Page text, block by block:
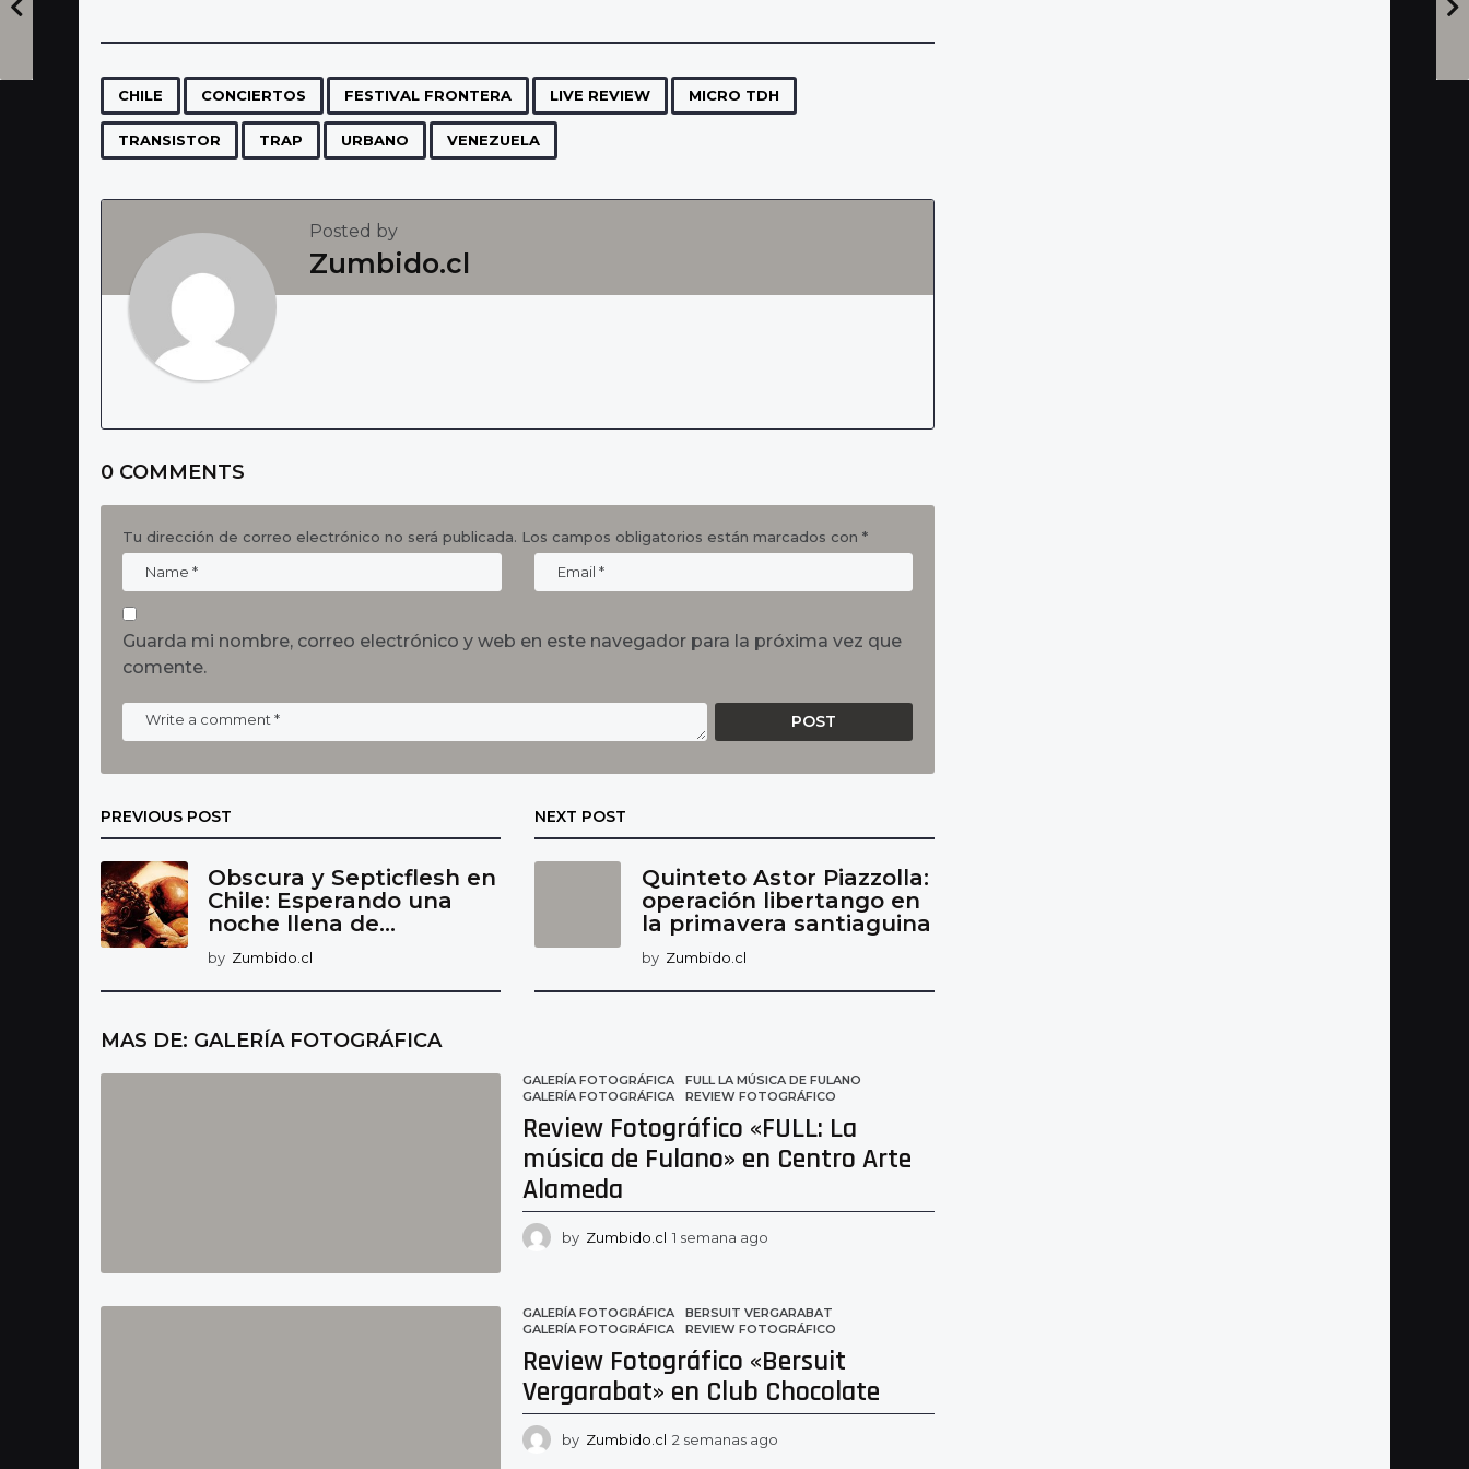
P
a
g
i
t
CHILE CONCIERTOS FESTIVAL FRONTERA LIVE REVIEW MICRO TDH
TRANSISTOR TRAP URBANO VENEZUELA
Posted by
Zumbido.cl
0 COMMENTS
Tu dirección de correo electrónico no será publicada. Los campos obligatorios están marcados con *
Guarda mi nombre, correo electrónico y web en este navegador para la próxima vez que
comente.
PREVIOUS POST
Obscura y Septicflesh en
Chile: Esperando una
noche llena de...
by Zumbido.cl
NEXT POST
Quinteto Astor Piazzolla:
operación libertango en
la primavera santiaguina
by Zumbido.cl
MAS DE: GALERÍA FOTOGRÁFICA
GALERÍA FOTOGRÁFICA FULL LA MÚSICA DE FULANO
GALERÍA FOTOGRÁFICA
,REVIEW FOTOGRÁFICO
Review Fotográfico «FULL: La
música de Fulano» en Centro Arte
Alameda
by Zumbido.cl 1 semana ago
a
a
a
g
GALERÍA FOTOGRÁFICA BERSUIT VERGARABAT
GALERÍA FOTOGRÁFICA
,REVIEW FOTOGRÁFICO
Review Fotográfico «Bersuit
Vergarabat» en Club Chocolate
by Zumbido.cl 2 semanas ago